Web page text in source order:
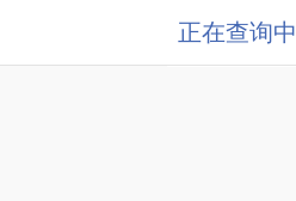
正在查询中